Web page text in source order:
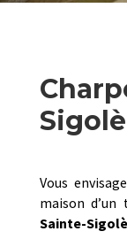
Vous
maison
Sainte-